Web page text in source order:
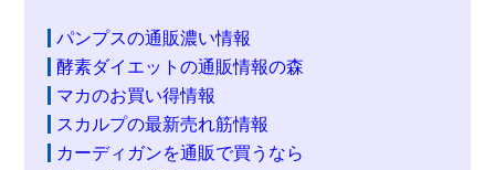
パンプスの通販濃い情報
酵素ダイエットの通販情報の森
マカのお買い得情報
スカルプの最新売れ筋情報
カーディガンを通販で買うなら